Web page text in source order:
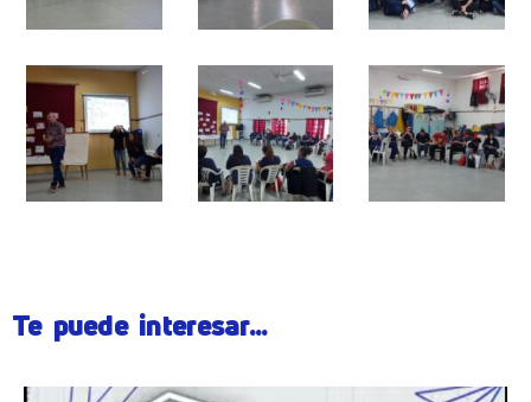
Te puede interesar...